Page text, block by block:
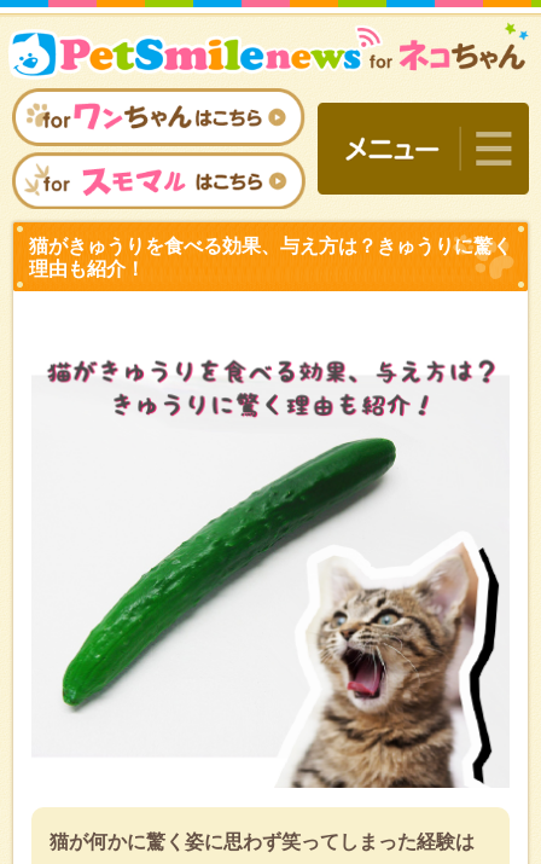
猫がきゅうりを食べる効
理由も紹介！
猫が何かに驚く姿に思わず笑ってしまった経験は